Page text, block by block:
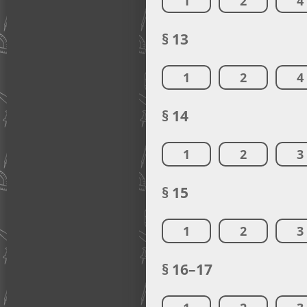
§ 13
1 2 4
§ 14
1 2 3
§ 15
1 2 3
§ 16–17